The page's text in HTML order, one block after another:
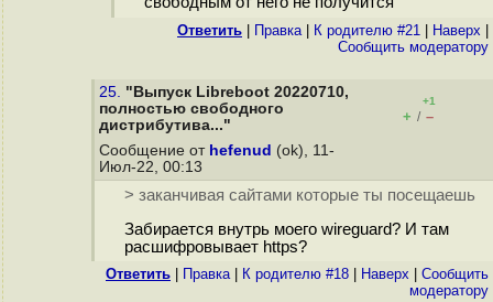
Ответить Правка| К родителю #21 Наверх
Cообщить модератору
25. "Выпуск Libreboot 20220710,
полностью свободного
дистрибутива..."
+1
+ / –
Сообщение от hefenud (ok), 11-
Июл-22, 00:13
> заканчивая сайтами которые ты посещаешь
Забирается внутрь моего wireguard? И там
расшифровывает https?
Ответить Правка| К родителю #18 Наверх
Cообщить
модератору